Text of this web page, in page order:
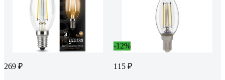
269 ₽
-12%
115 ₽